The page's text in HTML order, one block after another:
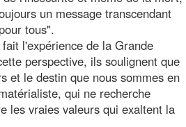
un message transcendant
tous".
l'expérience de la Grande
perspective, ils soulignent que
et le destin que nous sommes en
qui ne recherche
les vraies valeurs qui exaltent la